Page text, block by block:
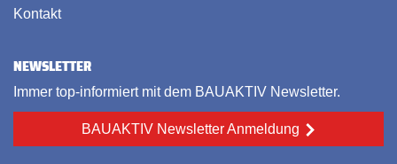
Kontakt
NEWSLETTER
Immer top-informiert mit dem BAUAKTIV Newsletter.
BAUAKTIV Newsletter Anmeldung